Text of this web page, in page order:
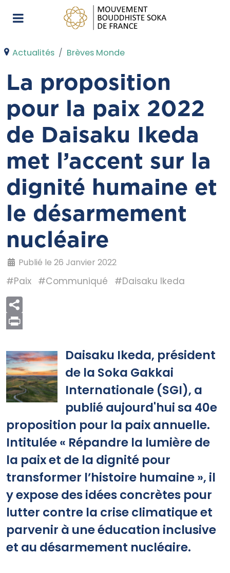
Actualités Brèves Monde
La proposition
pour la paix 2022
de Daisaku Ikeda
met l’accent sur la
dignité humaine et
le désarmement
nucléaire
Publié le 26 Janvier 2022
#Paix #Communiqué #Daisaku Ikeda
Daisaku Ikeda, président
de la Soka Gakkai
Internationale (SGI), a
publié aujourd'hui sa 40e
proposition pour la paix annuelle.
Intitulée « Répandre la lumière de
la paix et de la dignité pour
transformer l’histoire humaine », il
y expose des idées concrètes pour
lutter contre la crise climatique et
parvenir à une éducation inclusive
et au désarmement nucléaire.